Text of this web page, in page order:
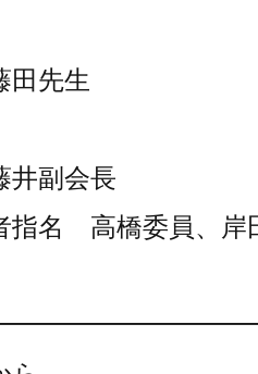
先生
副会長
指名 高橋委員、岸